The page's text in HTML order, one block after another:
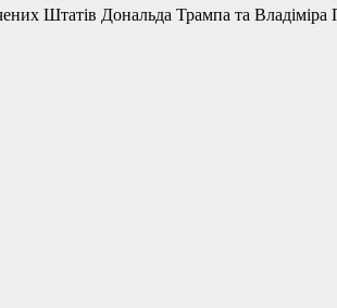
Штатів Дональда Трампа та Владіміра